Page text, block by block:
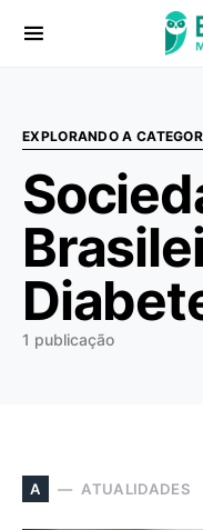
Procurar:
EXPLORANDO A
1 publicação
A ATUALIDADES